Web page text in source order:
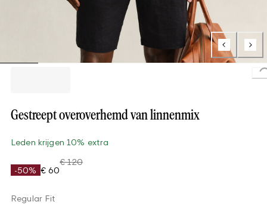
Gestreept overoverhemd van linnenmix
Leden krijgen 10% extra
-50% € 60
€ 120
Regular Fit